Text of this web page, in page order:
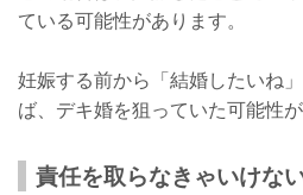
ている可能性があります。
妊娠する前から「結婚したいね
ば、デキ婚を狙っていた可能性が
責任を取らなきゃいけな